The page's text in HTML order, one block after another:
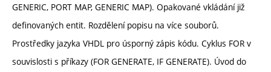
GENERIC, PORT MAP, GENERIC MAP). Opakované vkládání již
definovaných entit. Rozdělení popisu na více souborů.
Prostředky jazyka VHDL pro úsporný zápis kódu. Cyklus FOR v
souvislosti s příkazy (FOR GENERATE, IF GENERATE). Úvod do